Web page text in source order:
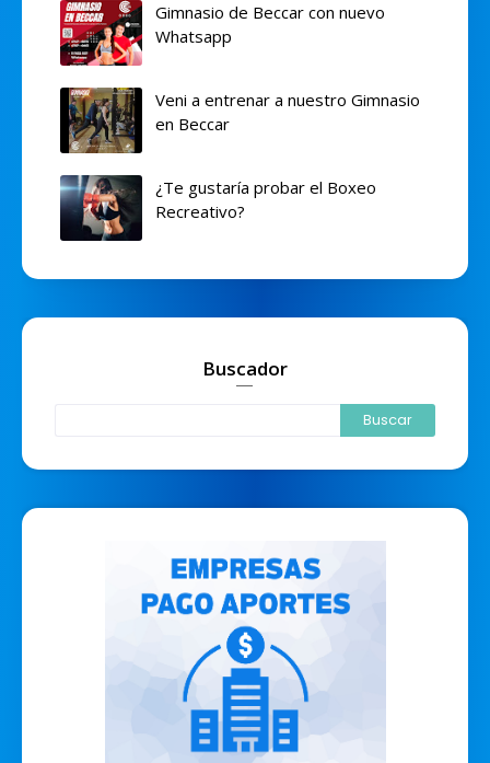
Gimnasio de Beccar con nuevo
Whatsapp
Veni a entrenar a nuestro Gimnasio
en Beccar
¿Te gustaría probar el Boxeo
Recreativo?
Buscador